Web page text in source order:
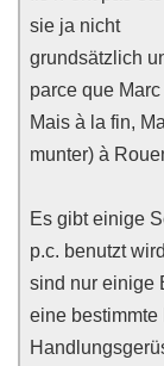
sie ja nicht
grundsätzlich
parce que
Mais à la fin,
munter) à
Es gibt einige
p.c. benutzt
sind nur einige
eine